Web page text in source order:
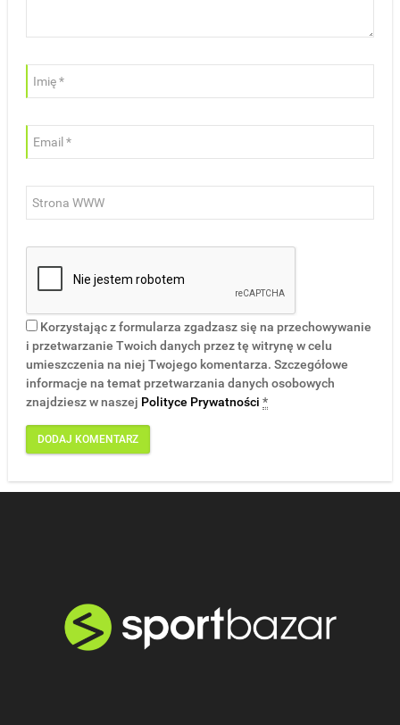
Korzystając z formularza zgadzasz się na przechowywanie
i przetwarzanie Twoich danych przez tę witrynę w celu
umieszczenia na niej Twojego komentarza. Szczegółowe
informacje na temat przetwarzania danych osobowych
znajdziesz w naszej Polityce Prywatności *